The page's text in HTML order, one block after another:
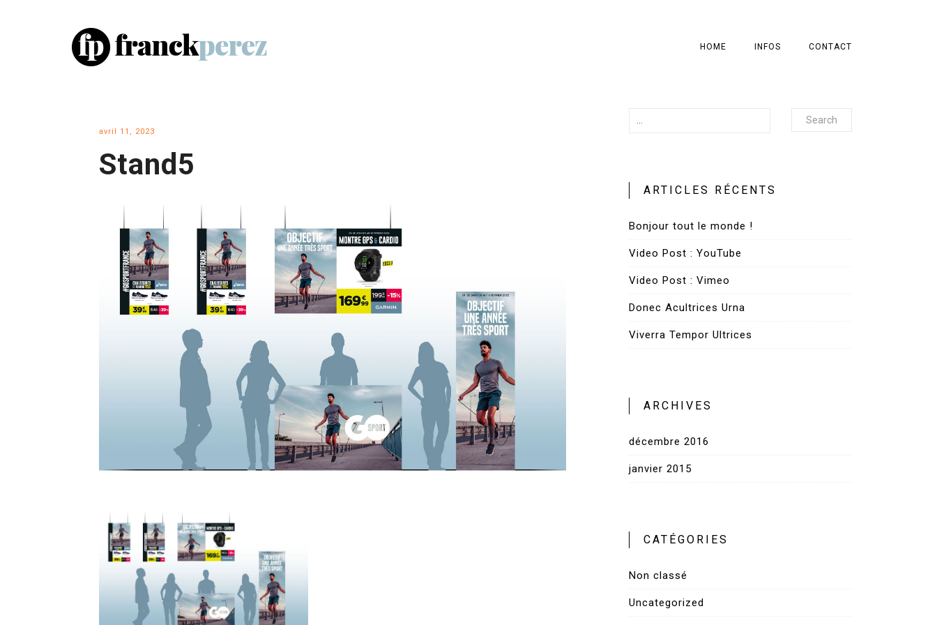
HOME INFOS CONTACT
avril 11, 2023
Stand5
Search
ARTICLES RÉCENTS
Bonjour tout le monde !
Video Post : YouTube
Video Post : Vimeo
Donec Acultrices Urna
Viverra Tempor Ultrices
ARCHIVES
décembre 2016
janvier 2015
CATÉGORIES
Non classé
Uncategorized